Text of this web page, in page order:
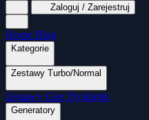
Zaloguj / Zarejestruj
Home Blog
Kategorie
Wszystkie kategorie
Zestawy Turbo/Normal
MapaSoft Turbo ROM
Mina Grubcio Normal
Zestawy Gier Dyskietki
Generatory